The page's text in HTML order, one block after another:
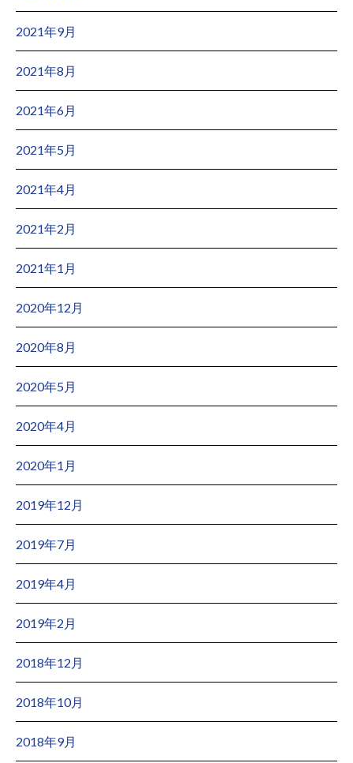
2021年9月
2021年8月
2021年6月
2021年5月
2021年4月
2021年2月
2021年1月
2020年12月
2020年8月
2020年5月
2020年4月
2020年1月
2019年12月
2019年7月
2019年4月
2019年2月
2018年12月
2018年10月
2018年9月